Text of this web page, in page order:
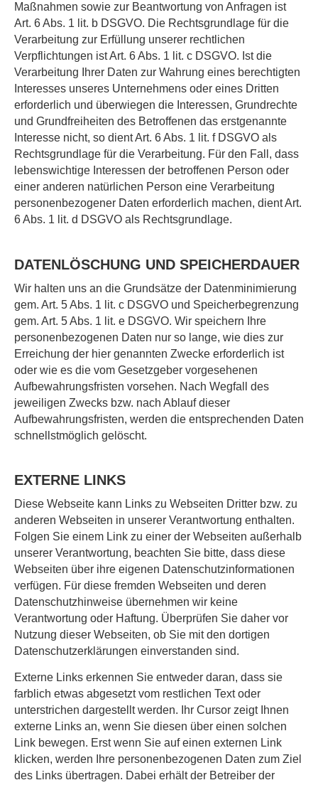
Maßnahmen sowie zur Beantwortung von Anfragen ist
Art. 6 Abs. 1 lit. b DSGVO. Die Rechtsgrundlage für die
Verarbeitung zur Erfüllung unserer rechtlichen
Verpflichtungen ist Art. 6 Abs. 1 lit. c DSGVO. Ist die
Verarbeitung Ihrer Daten zur Wahrung eines berechtigten
Interesses unseres Unternehmens oder eines Dritten
erforderlich und überwiegen die Interessen, Grundrechte
und Grundfreiheiten des Betroffenen das erstgenannte
Interesse nicht, so dient Art. 6 Abs. 1 lit. f DSGVO als
Rechtsgrundlage für die Verarbeitung. Für den Fall, dass
lebenswichtige Interessen der betroffenen Person oder
einer anderen natürlichen Person eine Verarbeitung
personenbezogener Daten erforderlich machen, dient Art.
6 Abs. 1 lit. d DSGVO als Rechtsgrundlage.
DATENLÖSCHUNG UND SPEICHERDAUER
Wir halten uns an die Grundsätze der Datenminimierung
gem. Art. 5 Abs. 1 lit. c DSGVO und Speicherbegrenzung
gem. Art. 5 Abs. 1 lit. e DSGVO. Wir speichern Ihre
personenbezogenen Daten nur so lange, wie dies zur
Erreichung der hier genannten Zwecke erforderlich ist
oder wie es die vom Gesetzgeber vorgesehenen
Aufbewahrungsfristen vorsehen. Nach Wegfall des
jeweiligen Zwecks bzw. nach Ablauf dieser
Aufbewahrungsfristen, werden die entsprechenden Daten
schnellstmöglich gelöscht.
EXTERNE LINKS
Diese Webseite kann Links zu Webseiten Dritter bzw. zu
anderen Webseiten in unserer Verantwortung enthalten.
Folgen Sie einem Link zu einer der Webseiten außerhalb
unserer Verantwortung, beachten Sie bitte, dass diese
Webseiten über ihre eigenen Datenschutzinformationen
verfügen. Für diese fremden Webseiten und deren
Datenschutzhinweise übernehmen wir keine
Verantwortung oder Haftung. Überprüfen Sie daher vor
Nutzung dieser Webseiten, ob Sie mit den dortigen
Datenschutzerklärungen einverstanden sind.
Externe Links erkennen Sie entweder daran, dass sie
farblich etwas abgesetzt vom restlichen Text oder
unterstrichen dargestellt werden. Ihr Cursor zeigt Ihnen
externe Links an, wenn Sie diesen über einen solchen
Link bewegen. Erst wenn Sie auf einen externen Link
klicken, werden Ihre personenbezogenen Daten zum Ziel
des Links übertragen. Dabei erhält der Betreiber der